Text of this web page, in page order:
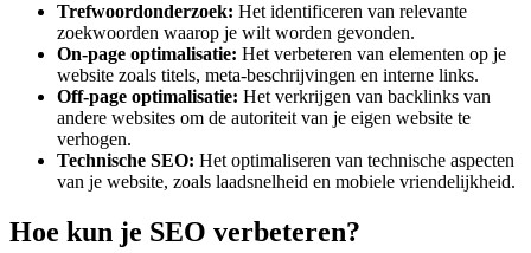
Trefwoordonderzoek: Het identificeren van relevante
zoekwoorden waarop je wilt worden gevonden.
On-page optimalisatie: Het verbeteren van elementen op je
website zoals titels, meta-beschrijvingen en interne links.
Off-page optimalisatie: Het verkrijgen van backlinks van
andere websites om de autoriteit van je eigen website te
verhogen.
Technische SEO: Het optimaliseren van technische aspecten
van je website, zoals laadsnelheid en mobiele vriendelijkheid.
Hoe kun je SEO verbeteren?